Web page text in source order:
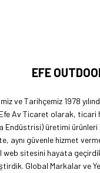
EFE
ve Tarihçemiz 1978
Av Ticaret olarak, ticari
üretimi
aynı güvenle hizmet
sitesini hayata
Global Markalar